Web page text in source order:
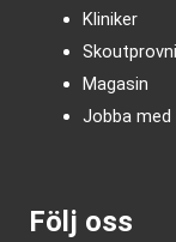
Kliniker
Magasin
Jobba med
Följ oss